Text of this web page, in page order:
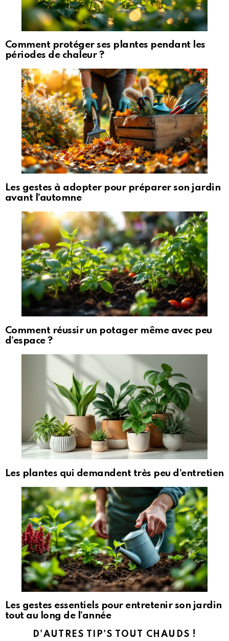
Comment protéger ses plantes pendant les
périodes de chaleur ?
Les gestes à adopter pour préparer son jardin
avant l’automne
Comment réussir un potager même avec peu
d’espace ?
Les plantes qui demandent très peu d’entretien
Les gestes essentiels pour entretenir son jardin
tout au long de l’année
D'AUTRES TIP'S TOUT CHAUDS !